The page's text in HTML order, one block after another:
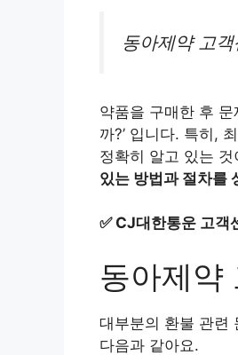
동아제약 고
약품을 구매한 후
까?’ 입니다. 특히,
정확히 알고 있는
있는 방법과 절차를
✅ CJ대한통운 고객
동아제약
대부분의 환불 관련
다음과 같아요.